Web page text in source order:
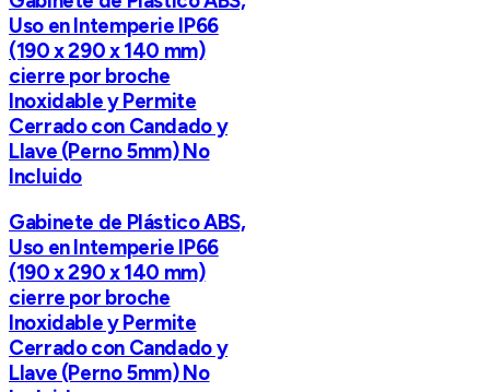
Uso en Intemperie IP66
(190 x 290 x 140 mm)
cierre por broche
Inoxidable y Permite
Cerrado con Candado y
Llave (Perno 5mm) No
Incluido
Gabinete de Plástico ABS,
Uso en Intemperie IP66
(190 x 290 x 140 mm)
cierre por broche
Inoxidable y Permite
Cerrado con Candado y
Llave (Perno 5mm) No